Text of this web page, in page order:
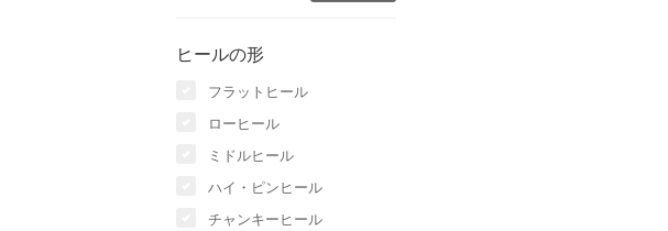
ヒールの形
フラットヒール
ローヒール
ミドルヒール
ハイ・ピンヒール
チャンキーヒール